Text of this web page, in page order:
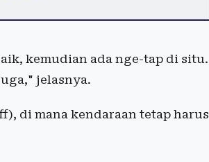
kemudian ada nge-tap di situ.
jelasnya.
di mana kendaraan tetap harus